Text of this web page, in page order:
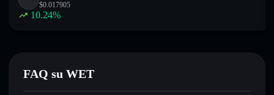
$0.017905
10.24%
FAQ su WET